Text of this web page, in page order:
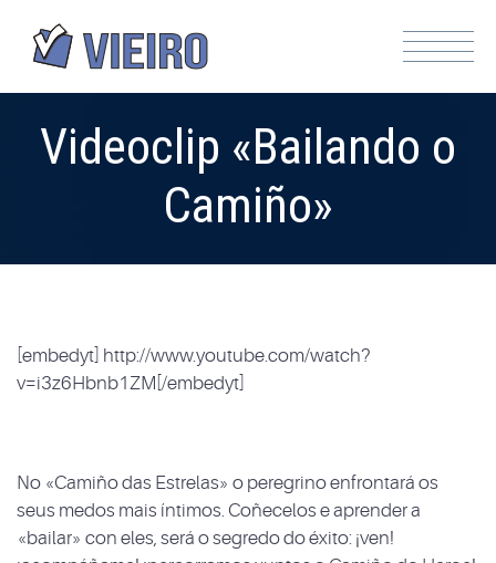
Videoclip «Bailando o
Camiño»
[embedyt] http://www.youtube.com/watch?
v=i3z6Hbnb1ZM[/embedyt]
No «Camiño das Estrelas» o peregrino enfrontará os
seus medos mais íntimos. Coñecelos e aprender a
«bailar» con eles, será o segredo do éxito: ¡ven!